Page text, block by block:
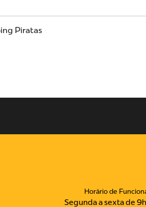
Piratas
Horário de
Segunda a sexta de